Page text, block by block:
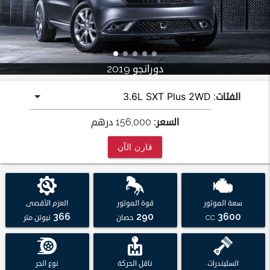
دورانجو 2019
الفئات:
السعر: 156,000درهم
قارن الآن
سعة الموتور
3600
CC
قوة الموتور
290 حصان
العزم الأقصى
366 نيوتن.متر
السليندرات ناقل الحركة نوع الجر